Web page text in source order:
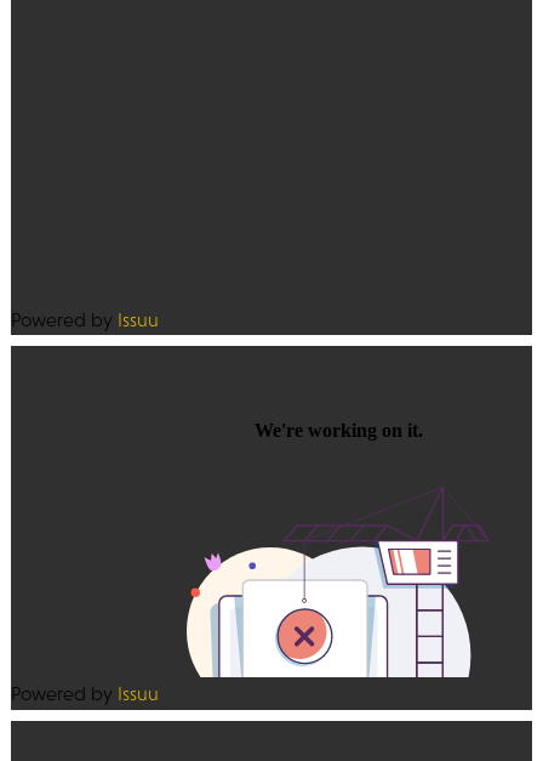
Powered by Issuu
Powered by Issuu